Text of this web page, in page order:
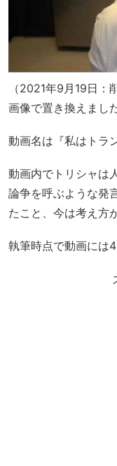
（2021年9月19日
画像で置き換えまし
動画名は『私はトラ
動画内でトリシャは
論争を呼ぶような発
たこと、今は考え方
執筆時点で動画には